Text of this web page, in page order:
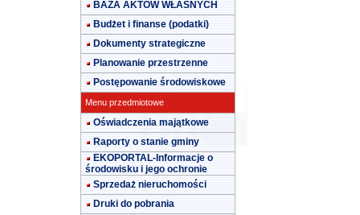
BAZA AKTÓW WŁASNYCH
Budżet i finanse (podatki)
Dokumenty strategiczne
Planowanie przestrzenne
Postępowanie środowiskowe
Menu przedmiotowe
Oświadczenia majątkowe
Raporty o stanie gminy
EKOPORTAL-Informacje o
środowisku i jego ochronie
Sprzedaż nieruchomości
Druki do pobrania